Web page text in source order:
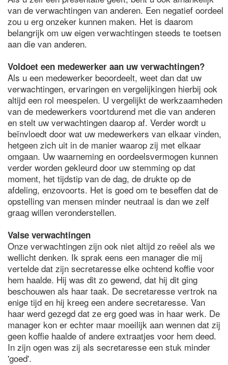
van de verwachtingen van anderen. Een negatief oordeel
zou u erg onzeker kunnen maken. Het is daarom
belangrijk om uw eigen verwachtingen steeds te toetsen
aan die van anderen.
Voldoet een medewerker aan uw verwachtingen?
Als u een medewerker beoordeelt, weet dan dat uw
verwachtingen, ervaringen en vergelijkingen hierbij ook
altijd een rol meespelen. U vergelijkt de werkzaamheden
van de medewerkers voortdurend met die van anderen
en stelt uw verwachtingen daarop af. Verder wordt u
beïnvloedt door wat uw medewerkers van elkaar vinden,
hetgeen zich uit in de manier waarop zij met elkaar
omgaan. Uw waarneming en oordeelsvermogen kunnen
verder worden gekleurd door uw stemming op dat
moment, het tijdstip van de dag, de drukte op de
afdeling, enzovoorts. Het is goed om te beseffen dat de
opstelling van mensen minder neutraal is dan we zelf
graag willen veronderstellen.
Valse verwachtingen
Onze verwachtingen zijn ook niet altijd zo reëel als we
wellicht denken. Ik sprak eens een manager die mij
vertelde dat zijn secretaresse elke ochtend koffie voor
hem haalde. Hij was dit zo gewend, dat hij dit ging
beschouwen als haar taak. De secretaresse vertrok na
enige tijd en hij kreeg een andere secretaresse. Van
haar werd gezegd dat ze erg goed was in haar werk. De
manager kon er echter maar moeilijk aan wennen dat zij
geen koffie haalde of andere extraatjes voor hem deed.
In zijn ogen was zij als secretaresse een stuk minder
'goed'.